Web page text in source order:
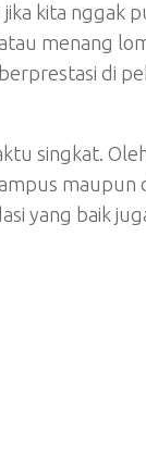
kita nggak
menang
di
singkat.
maupun
yang baik